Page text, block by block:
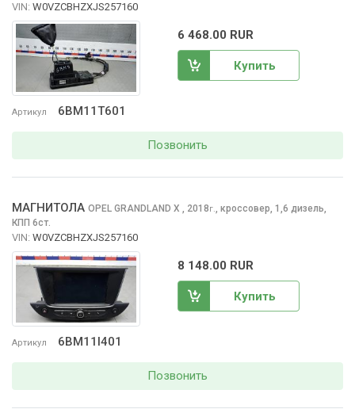
Артикул 6BM11T601
VIN: W0VZCBHZXJS257160
6 468.00 RUR
Купить
Позвонить
Артикул 6BM11I401
МАГНИТОЛА OPEL GRANDLAND X , 2018г., кроссовер, 1,6 дизель,
КПП 6ст.
VIN: W0VZCBHZXJS257160
8 148.00 RUR
Купить
Позвонить